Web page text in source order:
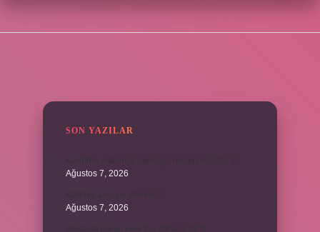
SON YAZILAR
Ağustos 7, 2026
Ağustos 7, 2026